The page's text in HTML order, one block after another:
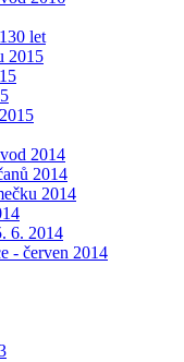
let
2015
2014
2014
2014
6. 2014
- červen 2014